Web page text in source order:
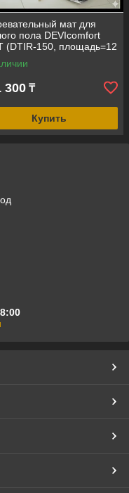
мат для
пола DEVIcomfort
(DTIR-150, площадь=12
1800 Вт, размер=0,5
м)
300 ₸
Купить